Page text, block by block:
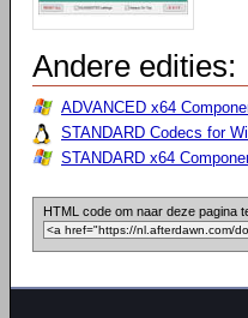
Andere edities:
ADVANCED x64
STANDARD Codecs for
STANDARD x64
HTML code om naar deze pagina